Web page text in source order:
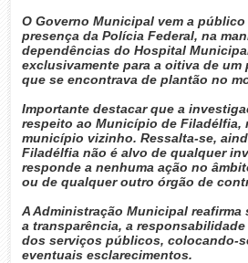
O Governo Municipal vem a público
presença da Polícia Federal, na
dependências do Hospital
exclusivamente para a oitiva de
que se encontrava de plantão no
Importante destacar que a
respeito ao Município de Filadélfia,
município vizinho. Ressalta-se,
Filadélfia não é alvo de qualquer
responde a nenhuma ação no
ou de qualquer outro órgão de
A Administração Municipal reafirma
a transparência, a
dos serviços públicos, colocando-
eventuais esclarecimentos.